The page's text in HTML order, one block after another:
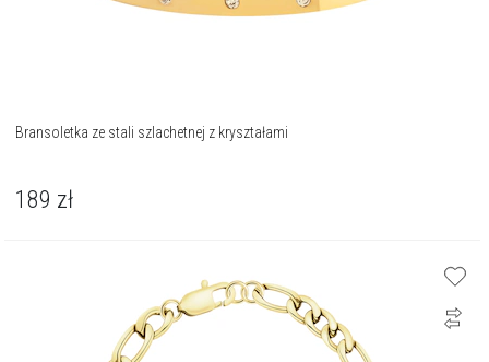
Bransoletka ze stali szlachetnej z kryształami
189 zł